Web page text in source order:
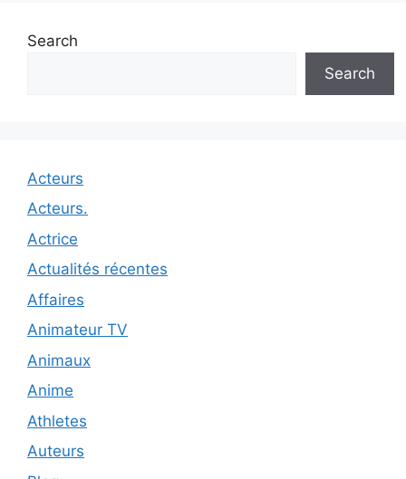
Search
Search
Acteurs
Acteurs.
Actrice
Actualités récentes
Affaires
Animateur TV
Animaux
Anime
Athletes
Auteurs